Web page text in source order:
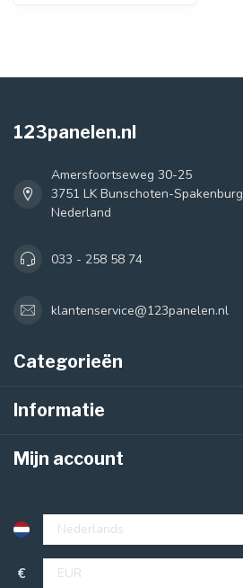
123panelen.nl
Amersfoortseweg 30-25
3751 LK Bunschoten-Spakenburg
Nederland
033 - 258 58 74
klantenservice@123panelen.nl
Categorieën
Informatie
Mijn account
€